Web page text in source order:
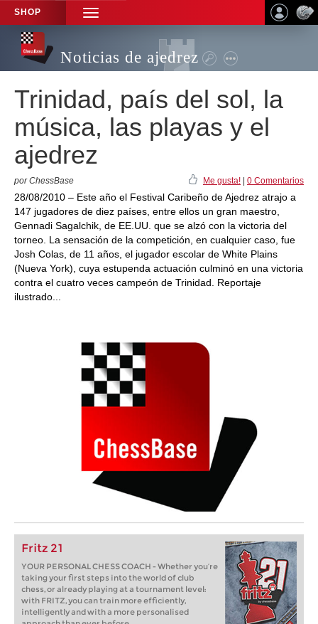
SHOP
TOGGLE
NAVIGATION
Noticias de ajedrez
Trinidad, país del sol, la
música, las playas y el
ajedrez
por ChessBase Me gusta! 0 Comentarios
28/08/2010 – Este año el Festival Caribeño de Ajedrez atrajo a
147 jugadores de diez países, entre ellos un gran maestro,
Gennadi Sagalchik, de EE.UU. que se alzó con la victoria del
torneo. La sensación de la competición, en cualquier caso, fue
Josh Colas, de 11 años, el jugador escolar de White Plains
(Nueva York), cuya estupenda actuación culminó en una victoria
contra el cuatro veces campeón de Trinidad. Reportaje
ilustrado...
Fritz 21
YOUR PERSONAL CHESS COACH - Whether you’re
taking your first steps into the world of club
chess, or already playing at a tournament level:
with FRITZ, you can train more efficiently,
intelligently and with a more personalised